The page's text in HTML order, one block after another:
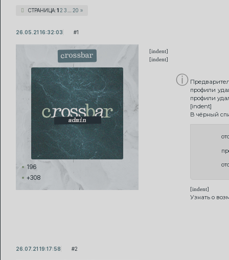
СТРАНИЦА:1 2 3 20 »
1
26.05.21 16:32:03
crossbar
196
+308
[indent]
[indent]
ⓘ
профили
профили
[indent]
В чёрный
[indent]
Узнать о
2
26.07.21 19:17:58